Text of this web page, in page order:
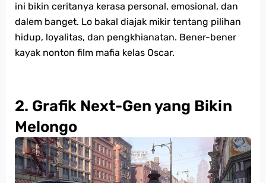
ini bikin ceritanya kerasa personal, emosional, dan
dalem banget. Lo bakal diajak mikir tentang pilihan
hidup, loyalitas, dan pengkhianatan. Bener-bener
kayak nonton film mafia kelas Oscar.
2. Grafik Next-Gen yang Bikin
Melongo